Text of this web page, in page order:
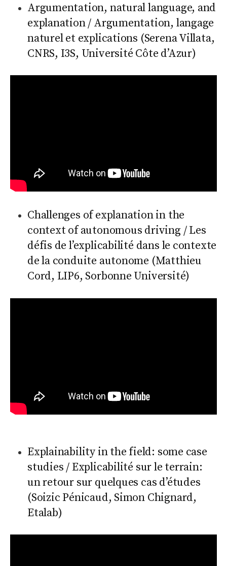
Argumentation, natural language, and
explanation / Argumentation, langage
naturel et explications (Serena Villata,
CNRS, I3S, Université Côte d’Azur)
Challenges of explanation in the
context of autonomous driving / Les
défis de l’explicabilité dans le contexte
de la conduite autonome (Matthieu
Cord, LIP6, Sorbonne Université)
Explainability in the field: some case
studies / Explicabilité sur le terrain:
un retour sur quelques cas d’études
(Soizic Pénicaud, Simon Chignard,
Etalab)